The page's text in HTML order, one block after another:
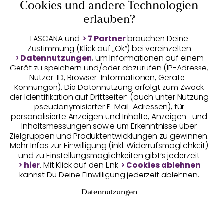
Auszeichnungen
Geprüfte Sicherheit
Unsere Apps
Cookies und andere Technologien
erlauben?
LASCANA und 7 Partnerbrauchen Deine
Zustimmung (Klick auf „Ok”) bei vereinzelten
Datennutzungen, um Informationen auf einem
Gerät zu speichern und/oder abzurufen (IP-Adresse,
Nutzer-ID, Browser-Informationen, Geräte-
Kennungen). Die Datennutzung erfolgt zum Zweck
der Identifikation auf Drittseiten (auch unter Nutzung
pseudonymisierter E-Mail-Adressen), für
personalisierte Anzeigen und Inhalte, Anzeigen- und
Inhaltsmessungen sowie um Erkenntnisse über
Zielgruppen und Produktentwicklungen zu gewinnen.
Mehr Infos zur Einwilligung (inkl. Widerrufsmöglichkeit)
und zu Einstellungsmöglichkeiten gibt’s jederzeit
hier. Mit Klick auf den Link
Cookies ablehnen
kannst Du Deine Einwilligung jederzeit ablehnen.
Datennutzungen